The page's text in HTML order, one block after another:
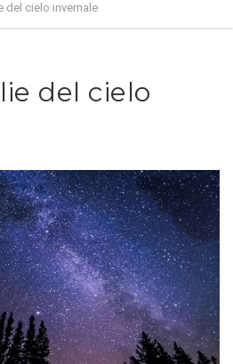
del cielo invernale
del cielo